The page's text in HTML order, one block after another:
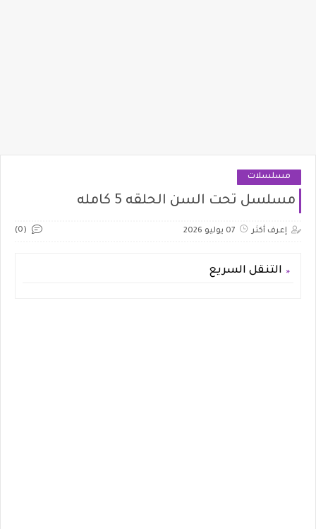
مسلسلات
مسلسل تحت السن الحلقه 5 كامله
إعرف أكثر 07 يوليو 2026 (0)
التنقل السريع